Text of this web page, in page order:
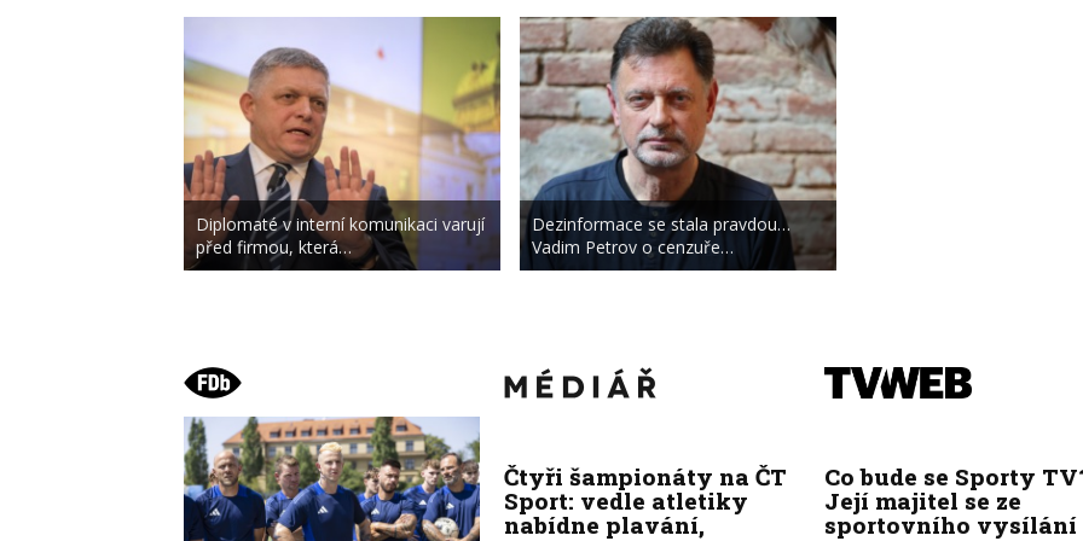
Diplomaté v interní komunikaci varují
před firmou, která…
Dezinformace se stala pravdou…
Vadim Petrov o cenzuře…
Čtyři šampionáty na ČT
Sport: vedle atletiky
nabídne plavání,
Co bude se Sporty
Její majitel se ze
sportovního vysílání